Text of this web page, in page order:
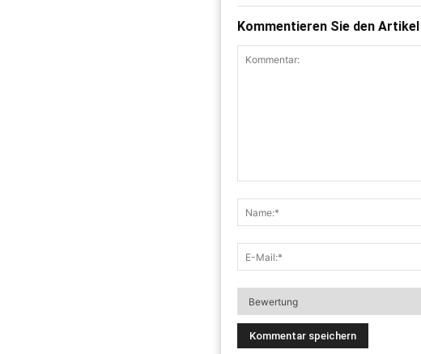
Kommentieren Sie den Artikel